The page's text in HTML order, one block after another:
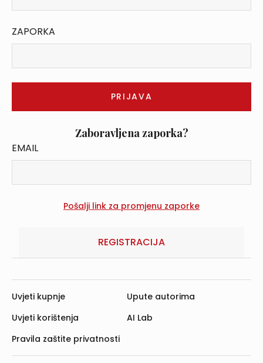
ZAPORKA
Zaboravljena zaporka?
EMAIL
REGISTRACIJA
Uvjeti kupnje
Uvjeti korištenja
Pravila zaštite privatnosti
Upute autorima
AI Lab